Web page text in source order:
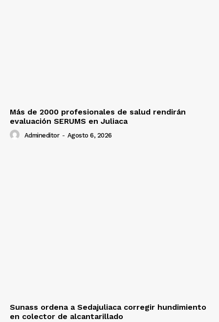
Más de 2000 profesionales de salud rendirán
evaluación SERUMS en Juliaca
Admineditor - Agosto 6, 2026
Sunass ordena a Sedajuliaca corregir hundimiento
en colector de alcantarillado